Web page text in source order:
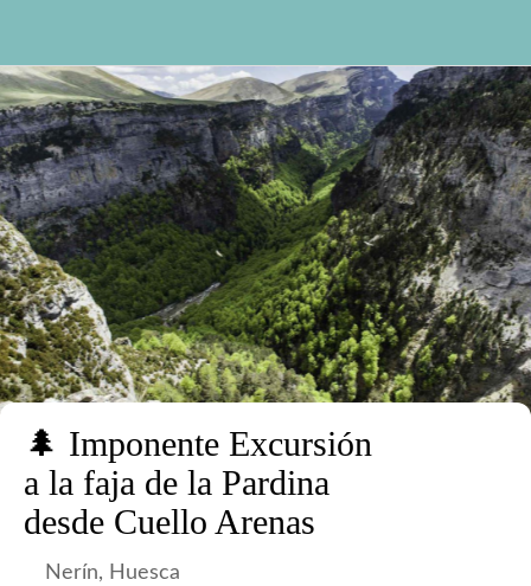
🌲 Imponente Excursión
a la faja de la Pardina
desde Cuello Arenas
Nerín, Huesca